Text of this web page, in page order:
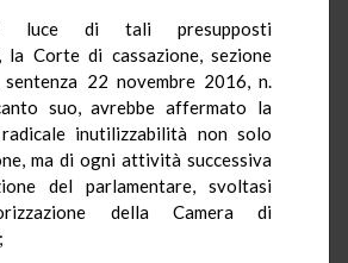
luce di tali presupposti
la Corte di cassazione, sezione
sentenza 22 novembre 2016, n.
suo, avrebbe affermato la
inutilizzabilità non solo
ma di ogni attività successiva
del parlamentare, svoltasi
della Camera di